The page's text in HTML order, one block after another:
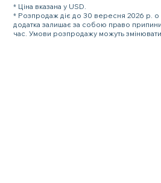
* Ціна вказана у USD.
* Розпродаж діє до 30 вересня 2026 р.
додатка залишає за собою право
час. Умови розпродажу можуть